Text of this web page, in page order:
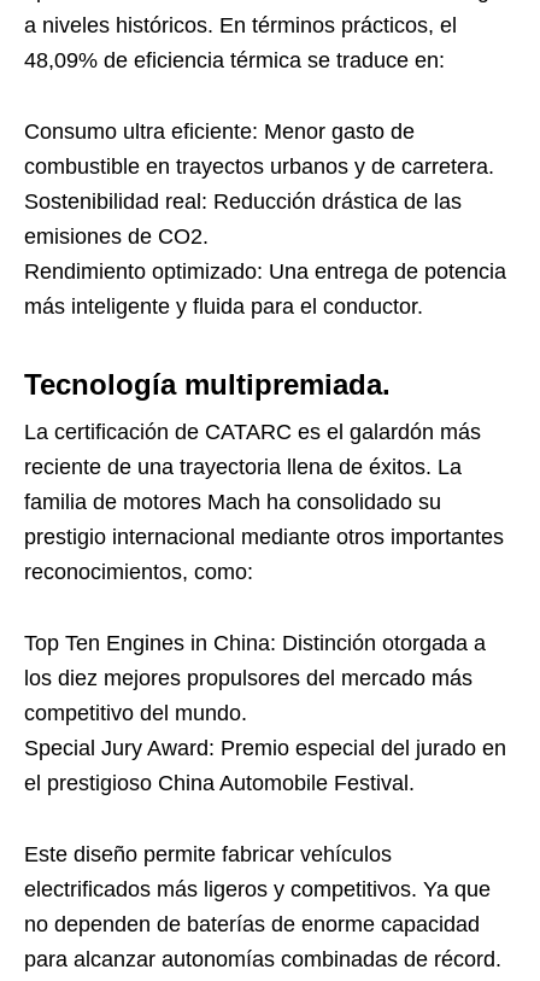
a niveles históricos. En términos prácticos, el
48,09% de eficiencia térmica se traduce en:
Consumo ultra eficiente: Menor gasto de
combustible en trayectos urbanos y de carretera.
Sostenibilidad real: Reducción drástica de las
emisiones de CO2.
Rendimiento optimizado: Una entrega de potencia
más inteligente y fluida para el conductor.
Tecnología multipremiada.
La certificación de CATARC es el galardón más
reciente de una trayectoria llena de éxitos. La
familia de motores Mach ha consolidado su
prestigio internacional mediante otros importantes
reconocimientos, como:
Top Ten Engines in China: Distinción otorgada a
los diez mejores propulsores del mercado más
competitivo del mundo.
Special Jury Award: Premio especial del jurado en
el prestigioso China Automobile Festival.
Este diseño permite fabricar vehículos
electrificados más ligeros y competitivos. Ya que
no dependen de baterías de enorme capacidad
para alcanzar autonomías combinadas de récord.